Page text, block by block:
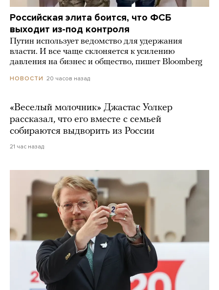
Российская элита боится, что ФСБ
выходит из-под контроля
Путин использует ведомство для удержания
власти. И все чаще склоняется к усилению
давления на бизнес и общество, пишет Bloomberg
НОВОСТИ 20 часов назад
«Веселый молочник» Джастас Уолкер
рассказал, что его вместе с семьей
собираются выдворить из России
21 час назад